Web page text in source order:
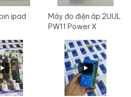
ipad
Máy đo điện áp 2UUL
PW11 Power X